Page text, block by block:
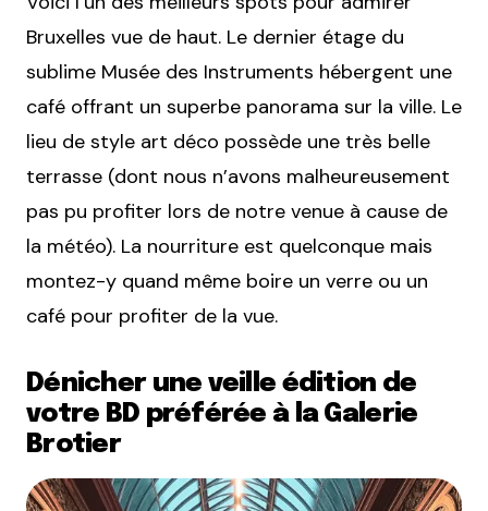
Bruxelles vue de haut. Le dernier étage du
sublime Musée des Instruments hébergent une
café offrant un superbe panorama sur la ville. Le
lieu de style art déco possède une très belle
terrasse (dont nous n’avons malheureusement
pas pu profiter lors de notre venue à cause de
la météo). La nourriture est quelconque mais
montez-y quand même boire un verre ou un
café pour profiter de la vue.
Dénicher une veille édition de
votre BD préférée à la Galerie
Brotier